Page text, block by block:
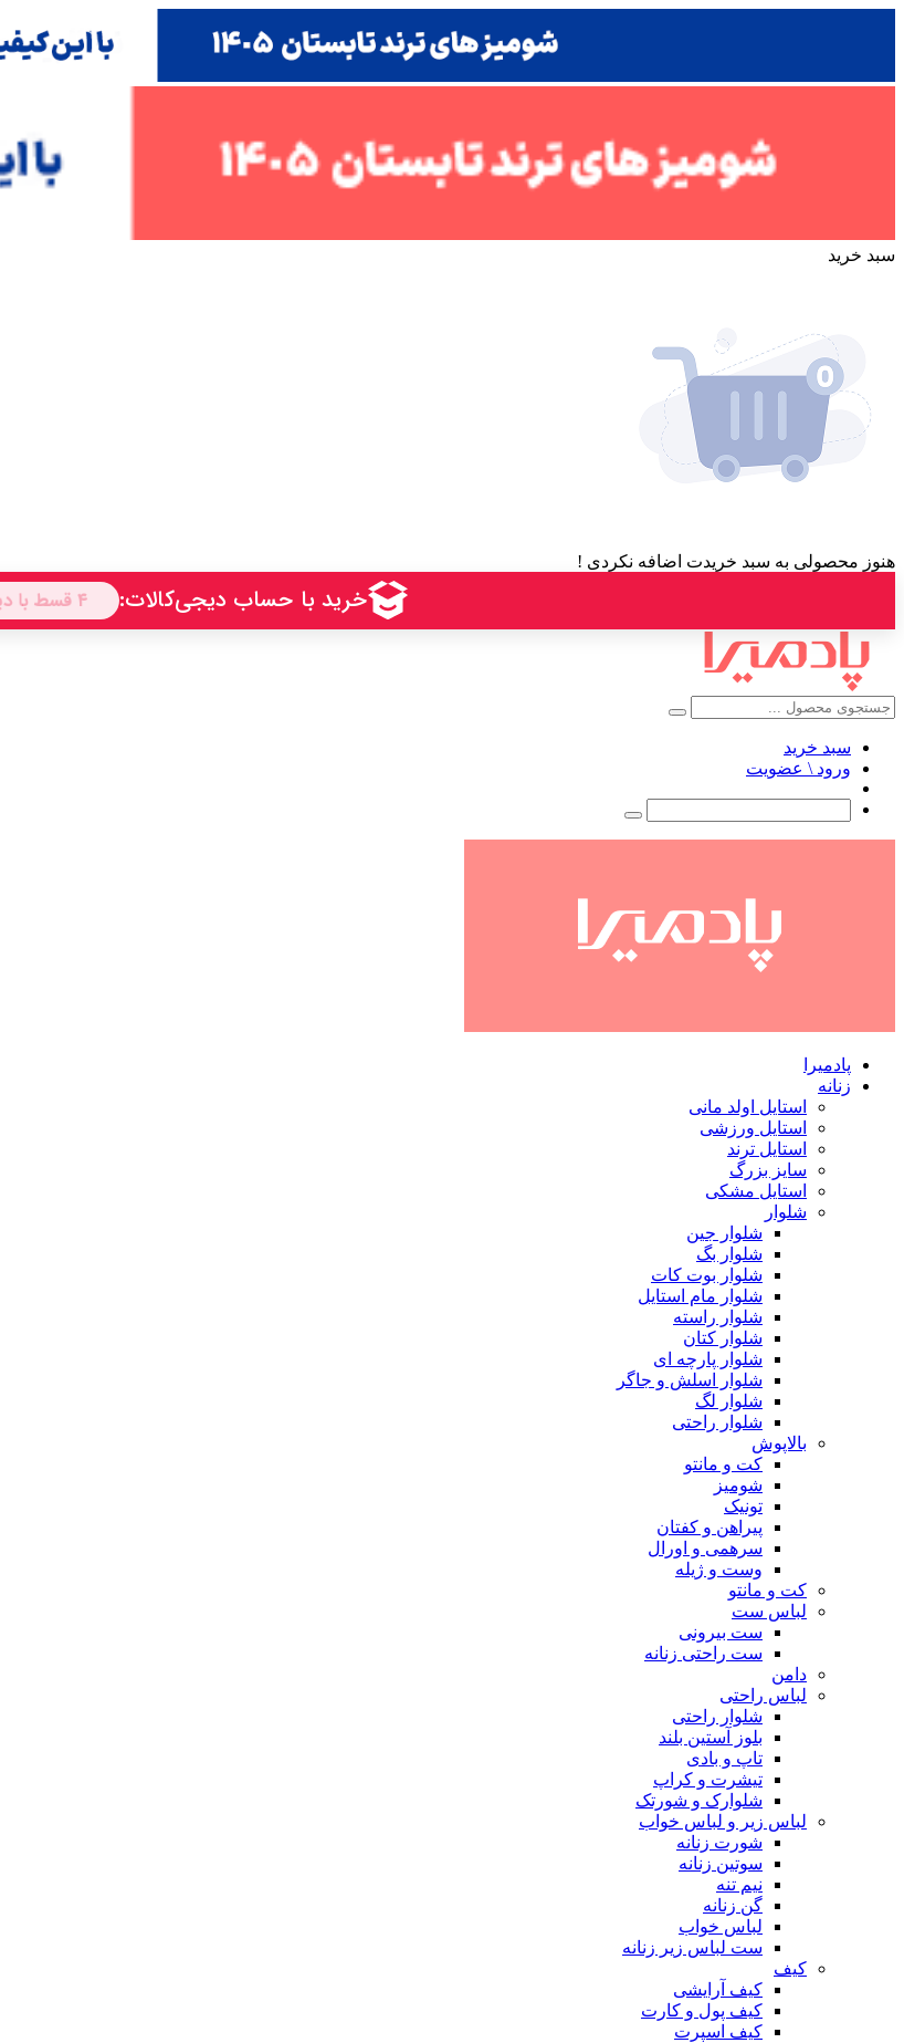
سبد خرید
هنوز محصولی به سبد خریدت اضافه نکردی !
سبد خرید
ورود \ عضویت
پادمیرا
زنانه
استایل اولد مانی
استایل ورزشی
استایل ترند
سایز بزرگ
استایل مشکی
شلوار
شلوار جین
شلوار بگ
شلوار بوت کات
شلوار مام استایل
شلوار راسته
شلوار کتان
شلوار پارچه ای
شلوار اسلش و جاگر
شلوار لگ
شلوار راحتی
بالاپوش
کت و مانتو
شومیز
تونیک
پیراهن و کفتان
سرهمی و اورال
وست و ژیله
کت و مانتو
لباس ست
ست بیرونی
ست راحتی زنانه
دامن
لباس راحتی
شلوار راحتی
بلوز آستین بلند
تاپ و بادی
تیشرت و کراپ
شلوارک و شورتک
لباس زیر و لباس خواب
شورت زنانه
سوتین زنانه
نیم تنه
گن زنانه
لباس خواب
ست لباس زیر زنانه
کیف
کیف آرایشی
کیف پول و کارت
کیف اسپرت